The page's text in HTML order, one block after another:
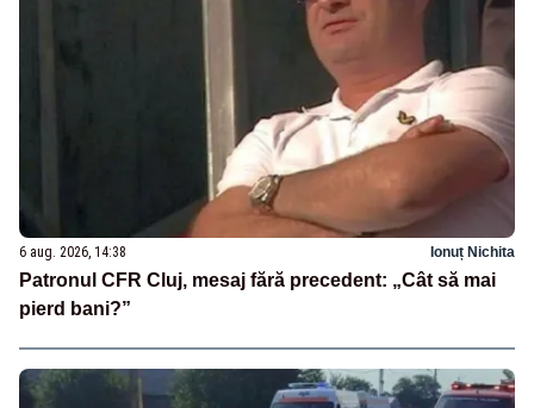
6 aug. 2026, 14:38 Ionuț Nichita
Patronul CFR Cluj, mesaj fără precedent: „Cât să mai
pierd bani?”